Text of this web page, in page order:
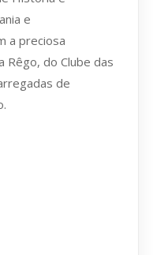
e
a preciosa
Rêgo, do Clube das
de